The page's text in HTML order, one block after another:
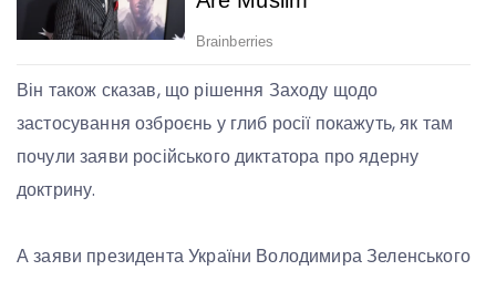
Він також сказав, що рішення Заходу щодо
застосування озброєнь у глиб росії покажуть, як там
почули заяви російського диктатора про ядерну
доктрину.
А заяви президента України Володимира Зеленського